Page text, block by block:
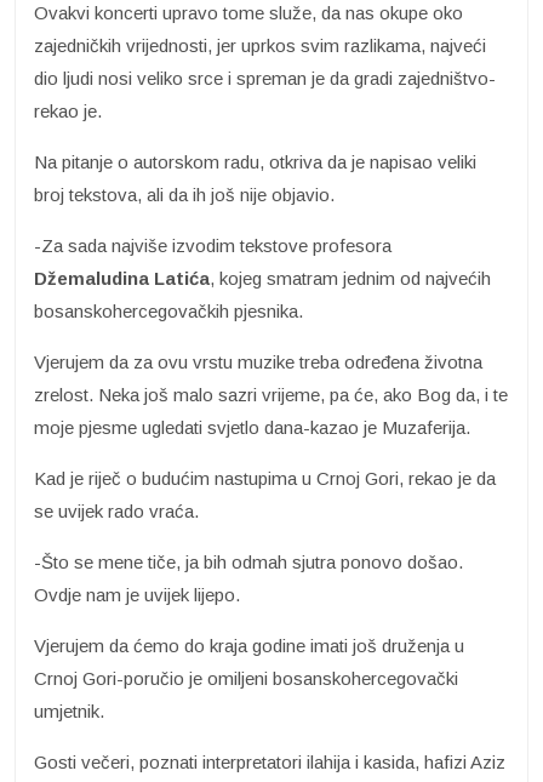
Ovakvi koncerti upravo tome služe, da nas okupe oko
zajedničkih vrijednosti, jer uprkos svim razlikama, najveći
dio ljudi nosi veliko srce i spreman je da gradi zajedništvo-
rekao je.
Na pitanje o autorskom radu, otkriva da je napisao veliki
broj tekstova, ali da ih još nije objavio.
-Za sada najviše izvodim tekstove profesora
Džemaludina Latića, kojeg smatram jednim od najvećih
bosanskohercegovačkih pjesnika.
Vjerujem da za ovu vrstu muzike treba određena životna
zrelost. Neka još malo sazri vrijeme, pa će, ako Bog da, i te
moje pjesme ugledati svjetlo dana-kazao je Muzaferija.
Kad je riječ o budućim nastupima u Crnoj Gori, rekao je da
se uvijek rado vraća.
-Što se mene tiče, ja bih odmah sjutra ponovo došao.
Ovdje nam je uvijek lijepo.
Vjerujem da ćemo do kraja godine imati još druženja u
Crnoj Gori-poručio je omiljeni bosanskohercegovački
umjetnik.
Gosti večeri, poznati interpretatori ilahija i kasida, hafizi Aziz